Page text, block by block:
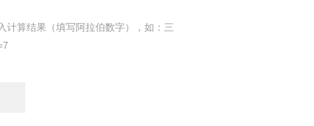
计算结果（填写阿拉伯数字），如：三